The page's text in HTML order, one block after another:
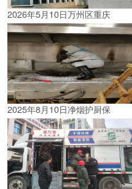
2026年5月10日万州区重庆
2025年8月10日净烟护厨保